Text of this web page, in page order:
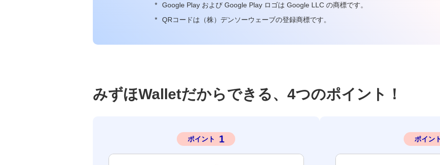
*
Google Play および Google Play ロゴは Google LLC の商標です。
*
QRコードは（株）デンソーウェーブの登録商標です。
みずほWalletだからできる、4つのポイント！
ポイント 1 ポイン